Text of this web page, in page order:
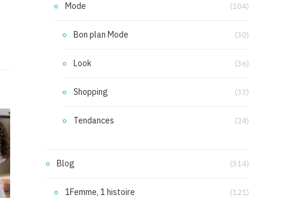
Mode (104)
Bon plan Mode (30)
Look (36)
Shopping (33)
Tendances (24)
Blog (514)
1Femme, 1 histoire (121)